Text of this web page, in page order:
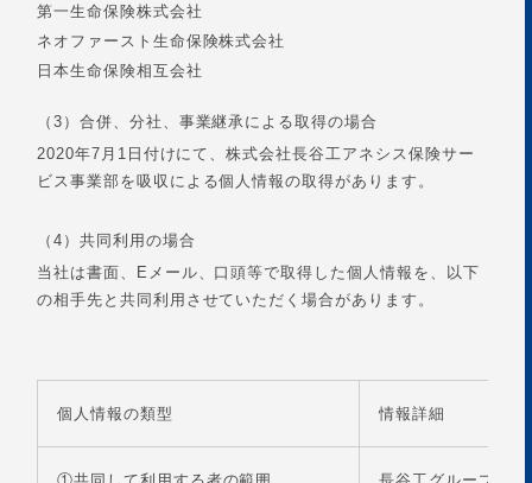
第一生命保険株式会社
ネオファースト生命保険株式会社
日本生命保険相互会社
（3）合併、分社、事業継承による取得の場合
2020年7月1日付けにて、株式会社長谷工アネシス保険サー
ビス事業部を吸収による個人情報の取得があります。
（4）共同利用の場合
当社は書面、Eメール、口頭等で取得した個人情報を、以下
の相手先と共同利用させていただく場合があります。
個人情報の類型 情報詳細